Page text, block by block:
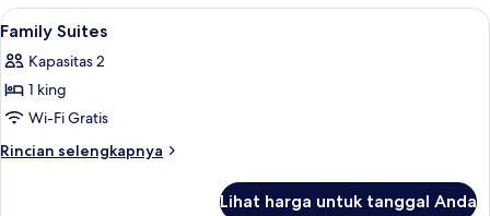
Deluks,
1
Tempat
Tidur
King,
Lihat
semua
foto
untuk
Family
Suites
Minibar, brankas, meja kerja, dan
3
Family Suites
Kapasitas 2
1 king
Wi-Fi Gratis
Rincian selengkapnya
Rincian
Lihat harga untuk tanggal Anda